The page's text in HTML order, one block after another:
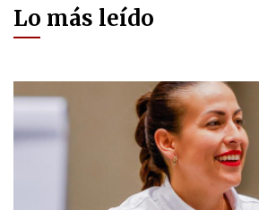
Lo más leído